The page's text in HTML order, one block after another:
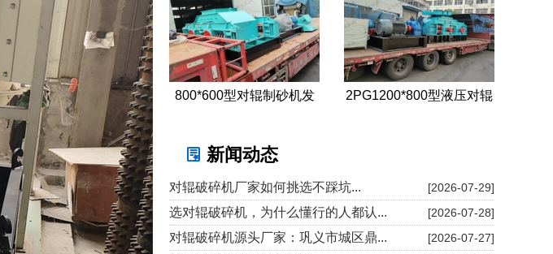
800*600型对辊制砂机发
2PG1200*800型液压对辊
新闻动态
对辊破碎机厂家如何挑选不踩坑... [2026-07-29]
选对辊破碎机，为什么懂行的人都认... [2026-07-28]
对辊破碎机源头厂家：巩义市城区鼎... [2026-07-27]